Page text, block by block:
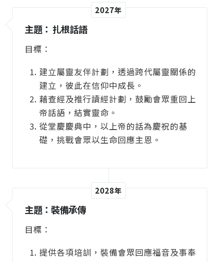
2027年
主題： 扎根話語
目標：
建立屬靈友伴計劃，透過跨代屬靈關係的
建立，彼此在信仰中成長。
藉查經及推行讀經計劃，鼓勵會眾重回上
帝話語，結實靈命。
從堂慶慶典中，以上帝的話為慶祝的基
礎，挑戰會眾以生命回應主恩。
2028年
主題：裝備承傳
目標：
提供各項培訓，裝備會眾回應福音及事奉